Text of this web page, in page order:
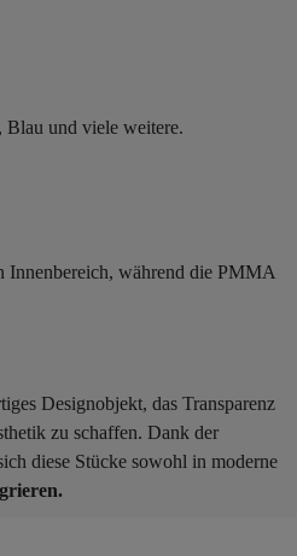
und viele weitere.
während die PMMA
Designobjekt, das Transparenz
zu schaffen. Dank der
diese Stücke sowohl in moderne